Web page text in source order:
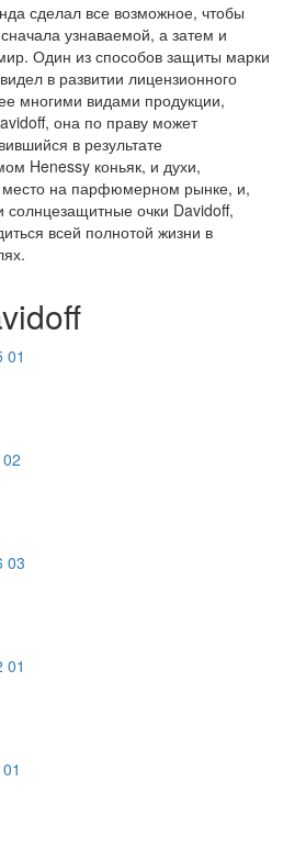
сделал все возможное, чтобы
узнаваемой, а затем и
Один из способов защиты марки
в развитии лицензионного
многими видами продукции,
она по праву может
в результате
Henessy коньяк, и духи,
место на парфюмерном рынке, и,
солнцезащитные очки Davidoff,
всей полнотой жизни в
01
03
01